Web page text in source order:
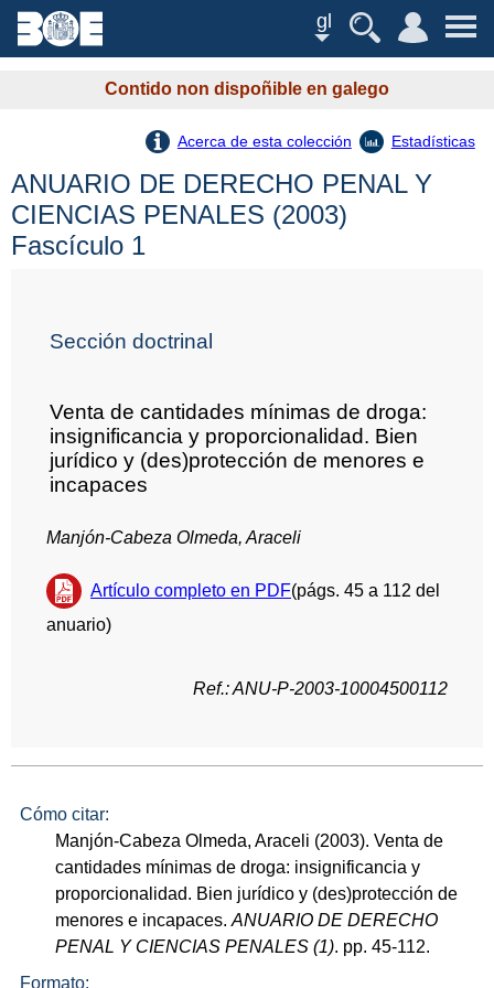
gl
Contido non dispoñible en galego
Acerca de esta colección Estadísticas
ANUARIO DE DERECHO PENAL Y
CIENCIAS PENALES (2003)
Fascículo 1
Sección doctrinal
Venta de cantidades mínimas de droga:
insignificancia y proporcionalidad. Bien
jurídico y (des)protección de menores e
incapaces
Manjón-Cabeza Olmeda, Araceli
Artículo completo en PDF(págs. 45 a 112 del
anuario)
Ref.: ANU-P-2003-10004500112
Cómo citar:
Manjón-Cabeza Olmeda, Araceli (2003). Venta de
cantidades mínimas de droga: insignificancia y
proporcionalidad. Bien jurídico y (des)protección de
menores e incapaces.ANUARIO DE DERECHO
PENAL Y CIENCIAS PENALES (1). pp. 45-112.
Formato: